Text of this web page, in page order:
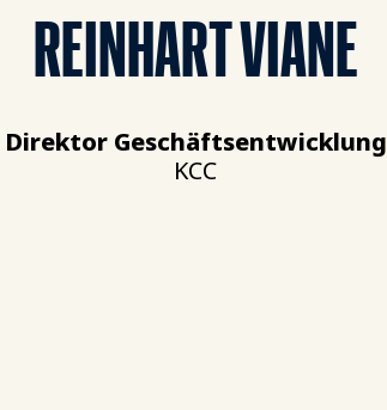
REINHART VIANE
Direktor Geschäftsentwicklung
KCC